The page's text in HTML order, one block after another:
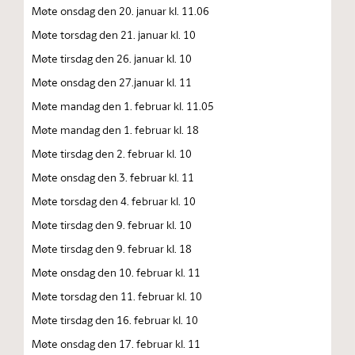
Møte onsdag den 20. januar kl. 11.06
Møte torsdag den 21. januar kl. 10
Møte tirsdag den 26. januar kl. 10
Møte onsdag den 27.januar kl. 11
Møte mandag den 1. februar kl. 11.05
Møte mandag den 1. februar kl. 18
Møte tirsdag den 2. februar kl. 10
Møte onsdag den 3. februar kl. 11
Møte torsdag den 4. februar kl. 10
Møte tirsdag den 9. februar kl. 10
Møte tirsdag den 9. februar kl. 18
Møte onsdag den 10. februar kl. 11
Møte torsdag den 11. februar kl. 10
Møte tirsdag den 16. februar kl. 10
Møte onsdag den 17. februar kl. 11